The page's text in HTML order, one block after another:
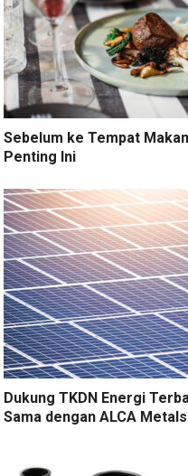
Sebelum ke Tempat
Penting Ini
Dukung TKDN Energi
Sama dengan ALCA Metals